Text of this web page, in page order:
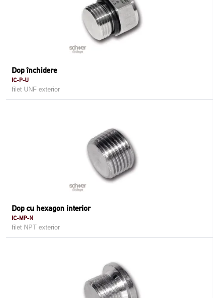
Dop închidere
IC-P-U
filet UNF exterior
Dop cu hexagon interior
IC-MP-N
filet NPT exterior